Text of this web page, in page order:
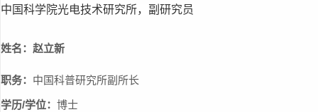
中国科学院光电技术研究所，副研究员
姓名： 赵立新
职务： 中国科普研究所副所长
学历/学位： 博士